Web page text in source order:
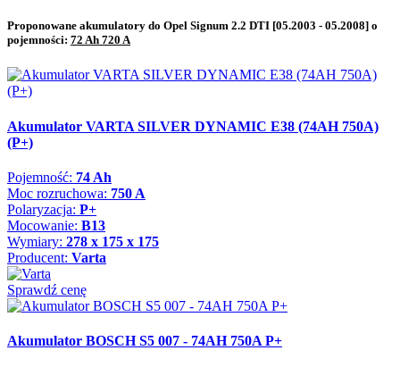
Proponowane akumulatory do Opel Signum 2.2 DTI [05.2003 - 05.2008] o
pojemności: 72 Ah 720 A
Akumulator VARTA SILVER DYNAMIC E38 (74AH 750A)
(P+)
Pojemność: 74 Ah
Moc rozruchowa: 750 A
Polaryzacja: P+
Mocowanie: B13
Wymiary: 278 x 175 x 175
Producent: Varta
Sprawdź cenę
Akumulator BOSCH S5 007 - 74AH 750A P+